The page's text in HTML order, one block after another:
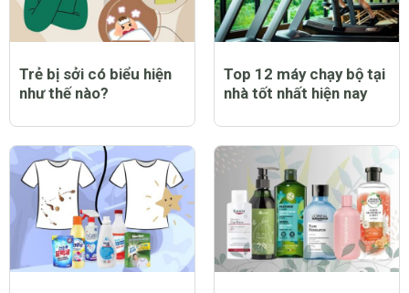
Trẻ bị sởi có biểu hiện
như thế nào?
Top 12 máy chạy bộ tại
nhà tốt nhất hiện nay